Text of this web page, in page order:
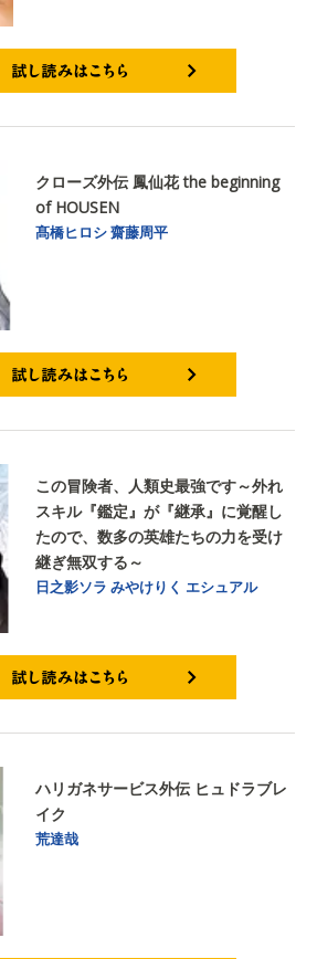
クローズ外伝 鳳仙花 the beginning
of HOUSEN
髙橋ヒロシ齋藤周平
この冒険者、人類史最強です～外れ
スキル『鑑定』が『継承』に覚醒し
たので、数多の英雄たちの力を受け
継ぎ無双する～
日之影ソラ みやけりく エシュアル
ハリガネサービス外伝 ヒュドラブレ
イク
荒達哉